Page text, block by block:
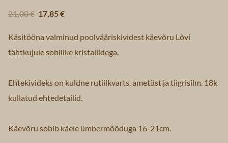
21,00 € 17,85 €
Käsitööna valminud poolvääriskividest käevõru Lõvi
tähtkujule sobilike kristallidega.
Ehtekivideks on kuldne rutiilkvarts, ametüst ja tiigrisilm. 18k
kullatud ehtedetailid.
Käevõru sobib käele ümbermõõduga 16-21cm.